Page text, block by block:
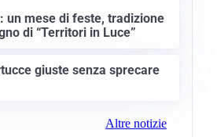
un mese di feste, tradizione
di “Territori in Luce”
giuste senza sprecare
Altre notizie